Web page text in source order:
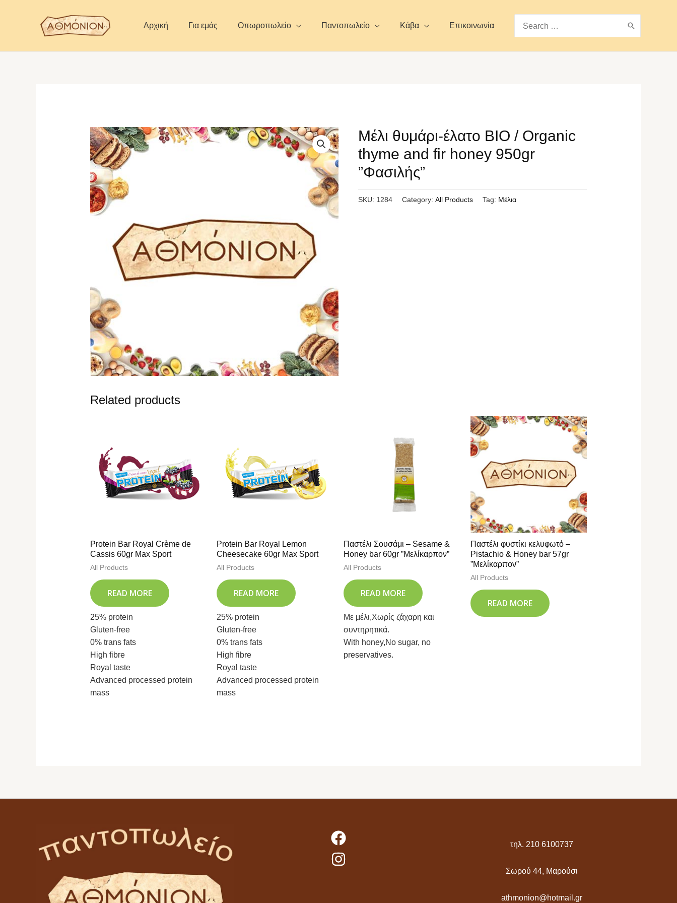
Αρχική Για εμάς Οπωροπωλείο Παντοπωλείο Κάβα Επικοινωνία
for:
Μέλι θυμάρι-έλατο BIO / Organic
thyme and fir honey 950gr
”Φασιλής”
SKU: 1284 Category:All Products Tag: Μέλια
Related products
Protein Bar Royal Crème de
Cassis 60gr Max Sport
All Products
READ MORE
25% protein
Gluten-free
0% trans fats
High fibre
Royal taste
Advanced processed protein
mass
Protein Bar Royal Lemon
Cheesecake 60gr Max Sport
All Products
READ MORE
25% protein
Gluten-free
0% trans fats
High fibre
Royal taste
Advanced processed protein
mass
Παστέλι Σουσάμι – Sesame &
Honey bar 60gr ”Μελίκαρπον”
All Products
READ MORE
Με μέλι,Χωρίς ζάχαρη και
συντηρητικά.
With honey,No sugar, no
preservatives.
Παστέλι φυστίκι κελυφωτό –
Pistachio & Honey bar 57gr
”Μελίκαρπον”
All Products
READ MORE
τηλ. 210 6100737
Σωρού 44, Μαρούσι
athmonion@hotmail.gr